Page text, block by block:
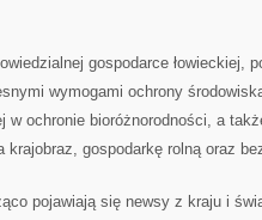
gospodarce łowieckiej,
wymogami ochrony
w ochronie bioróżnorodności, a
krajobraz, gospodarkę rolną oraz
pojawiają się newsy z kraju i